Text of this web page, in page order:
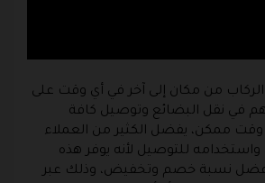
من مكان إلى آخر في أي وقت على
في نقل البضائع وتوصيل كافة
ممكن، يفضل الكثير من العملاء
للتوصيل لأنه يوفر هذه
نسبة خصم وتخفيض، وذلك عبر